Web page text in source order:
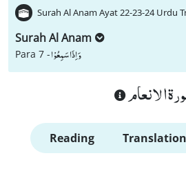
Surah Al Anam Ayat 22-23-24 Urdu
Surah Al Anam
Para 7 -وَ اِذَا سَمِعُوْا
الانعام
Reading Translation